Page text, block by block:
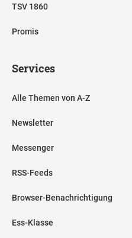
TSV 1860
Promis
Services
Alle Themen von A-Z
Newsletter
Messenger
RSS-Feeds
Browser-Benachrichtigung
Ess-Klasse